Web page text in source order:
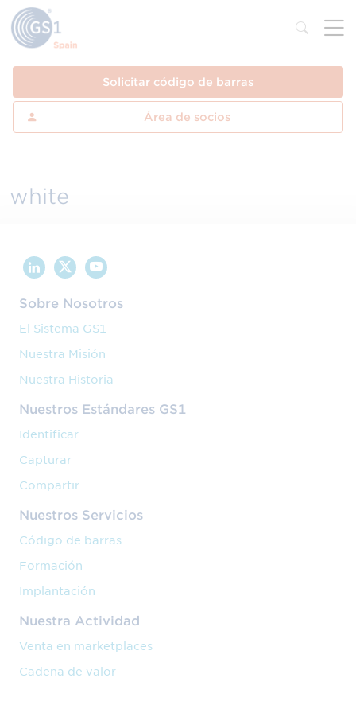
Solicitar código de barras
Área de socios
white
Sobre Nosotros
El Sistema GS1
Nuestra Misión
Nuestra Historia
Nuestros Estándares GS1
Identificar
Capturar
Compartir
Nuestros Servicios
Código de barras
Formación
Implantación
Nuestra Actividad
Venta en marketplaces
Cadena de valor